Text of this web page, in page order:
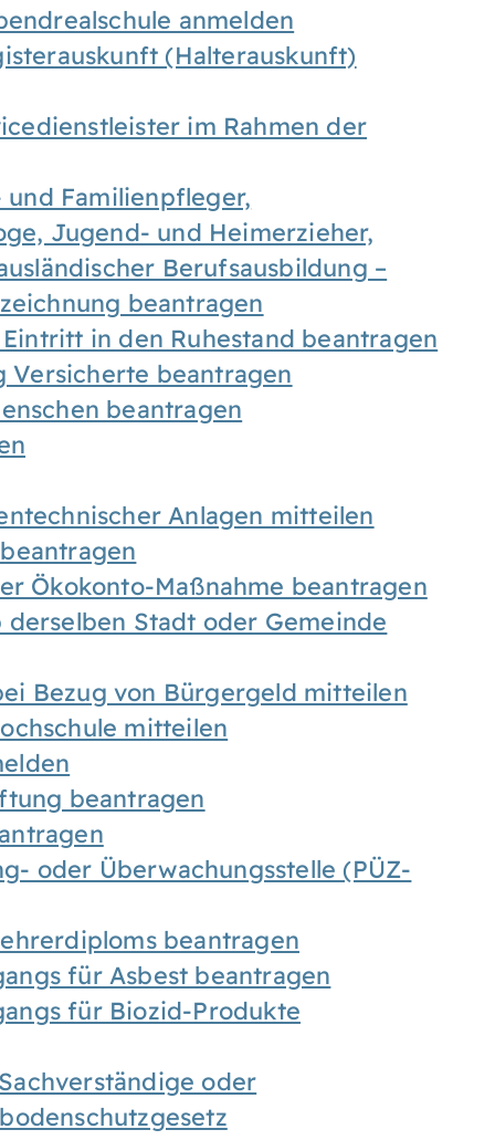
anmelden
(Halterauskunft)
im Rahmen der
Familienpfleger,
Jugend- und Heimerzieher,
Berufsausbildung –
beantragen
in den Ruhestand beantragen
Versicherte beantragen
beantragen
Anlagen mitteilen
Ökokonto-Maßnahme beantragen
Stadt oder Gemeinde
Bezug von Bürgergeld mitteilen
mitteilen
beantragen
oder Überwachungsstelle (PÜZ-
beantragen
für Asbest beantragen
für Biozid-Produkte
oder